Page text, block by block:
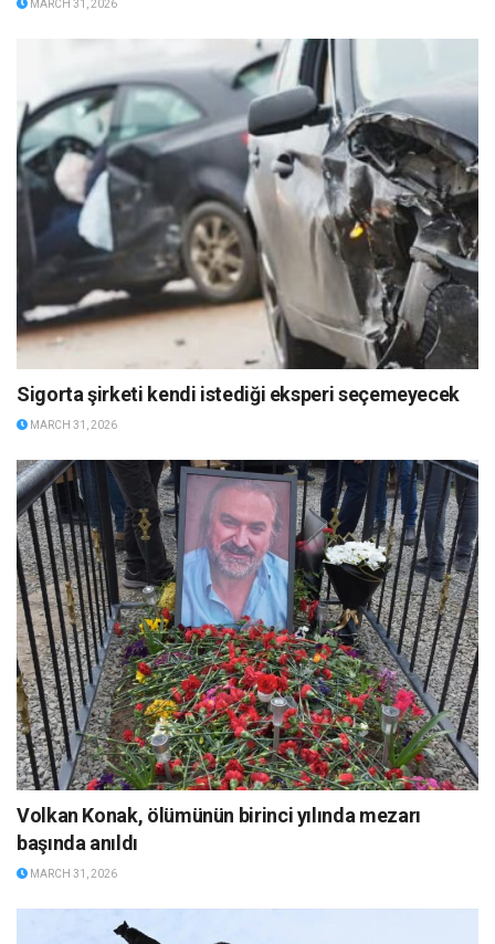
MARCH 31, 2026
Sigorta şirketi kendi istediği eksperi seçemeyecek
MARCH 31, 2026
Volkan Konak, ölümünün birinci yılında mezarı
başında anıldı
MARCH 31, 2026